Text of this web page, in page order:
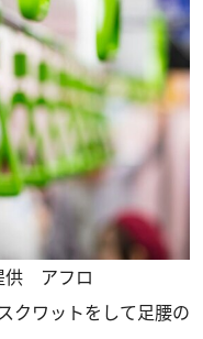
供 アフロ
クワットをして足腰の